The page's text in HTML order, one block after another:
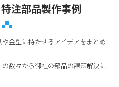
注部品製作事例
金型に持たせるアイデアをまとめ
数々から御社の部品の課題解決に